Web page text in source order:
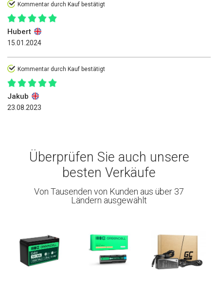
Kommentar durch Kauf bestätigt
Hubert
15.01.2024
Kommentar durch Kauf bestätigt
Jakub
23.08.2023
Überprüfen Sie auch unsere
besten Verkäufe
Von Tausenden von Kunden aus über 37
Ländern ausgewählt